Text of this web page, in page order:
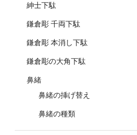
紳士下駄
鎌倉彫 千両下駄
鎌倉彫 本消し下駄
鎌倉彫の大角下駄
鼻緒
鼻緒の挿げ替え
鼻緒の種類